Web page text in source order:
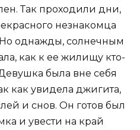
Так проходили дни,
незнакомца
Но однажды, солнечным
как к ее жилищу кто-
была вне себя
как увидела джигита,
и снов. Он готов был
и увести на край